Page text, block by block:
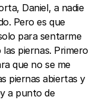
Daniel, a nadie
Pero es que
para sentarme
piernas. Primero
que no se me
piernas abiertas y
a punto de